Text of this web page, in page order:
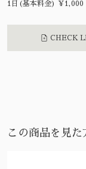
1日(基本料金) ¥1,000
CHECK
この商品を見